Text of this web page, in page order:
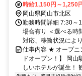
時給1,150円～1,250
岡山県岡山市北区
勤務時間詳細 7:30～
場合有り ＜選べる時
対応、稼働状況によ
仕事内容 ★ オープニ
ドオープン！】 岡
しいホテルが誕生！